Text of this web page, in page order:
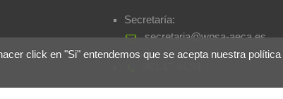
click en "Si" entendemos que se acepta nuestra
Secretaría:
secretaria@wpsa-aeca.es